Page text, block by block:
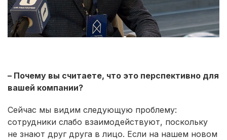
– Почему вы считаете, что это перспективно для
вашей компании?
Сейчас мы видим следующую проблему:
сотрудники слабо взаимодействуют, поскольку
не знают друг друга в лицо. Если на нашем новом